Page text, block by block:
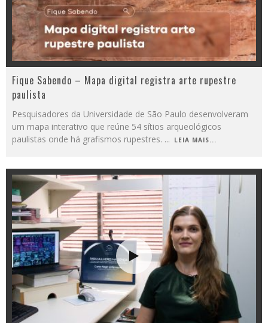
Fique Sabendo – Mapa digital registra arte rupestre
paulista
Pesquisadores da Universidade de São Paulo desenvolveram
um mapa interativo que reúne 54 sítios arqueológicos
paulistas onde há grafismos rupestres. ... LEIA MAIS...